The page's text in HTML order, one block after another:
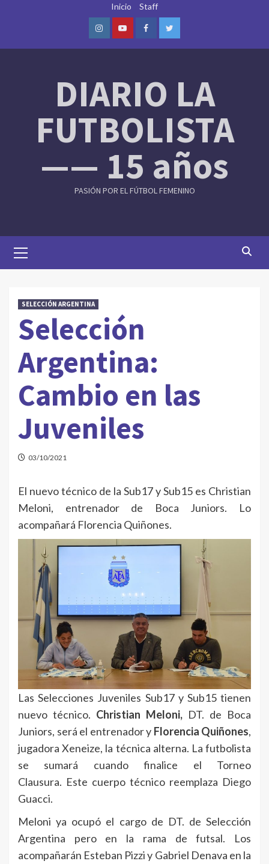
Inicio Staff
InstagramYoutubeFacebookTwitter
DIARIO LA
FUTBOLISTA
—— 15 años
PASIÓN POR EL FÚTBOL FEMENINO
Menu
SELECCIÓN ARGENTINA
Selección
Argentina:
Cambio en las
Juveniles
03/10/2021
El nuevo técnico de la Sub17 y Sub15 es Christian
Meloni, entrenador de Boca Juniors. Lo
acompañará Florencia Quiñones.
Las Selecciones Juveniles Sub17 y Sub15 tienen
nuevo técnico. Christian Meloni, DT. de Boca
Juniors, será el entrenador y Florencia Quiñones,
jugadora Xeneize, la técnica alterna. La futbolista
se sumará cuando finalice el Torneo
Clausura. Este cuerpo técnico reemplaza Diego
Guacci.
Meloni ya ocupó el cargo de DT. de Selección
Argentina pero en la rama de futsal. Los
acompañarán Esteban Pizzi y Gabriel Denava en la